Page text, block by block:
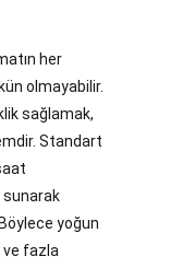
her
olmayabilir.
sağlamak,
Standart
sunarak
yoğun
ve fazla